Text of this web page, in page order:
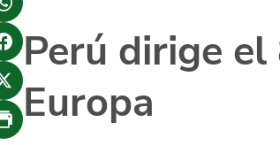
Perú dirige el
Europa